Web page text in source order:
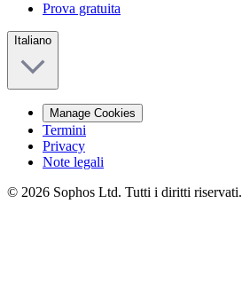
Prova gratuita
Italiano
Manage Cookies
Termini
Privacy
Note legali
© 2026 Sophos Ltd. Tutti i diritti riservati.